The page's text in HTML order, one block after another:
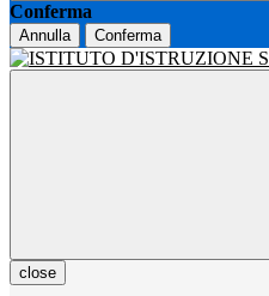
Conferma
Annulla Conferma
close